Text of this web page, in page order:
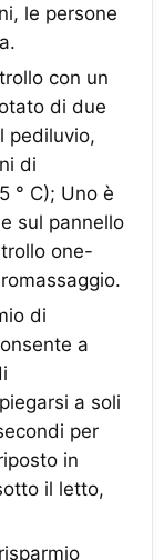
le persone
con un
di due
pediluvio,
di
° C); Uno è
sul pannello
one-
di
a
a soli
per
in
il letto,